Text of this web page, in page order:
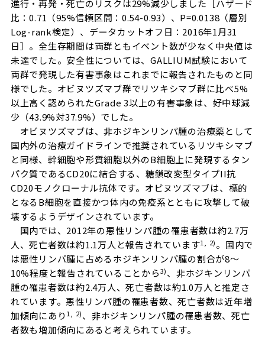
進行・再発・死亡のリスクは29%減少しました［ハザード
比：0.71（95%信頼区間：0.54-0.93）、P=0.0138（層別
Log-rank検定）、データカットオフ日：2016年1月31
日］。全生存期間は両群ともイベント数が少なく中央値は
未達でした。安全性については、GALLIUM試験において
両群で発現した有害事象はこれまでに報告されたものと同
様でした。オビヌツズマブ群でリツキシマブ群に比べ5%
以上高く認められたGrade 3以上の有害事象は、好中球減
少（43.9%対37.9%）でした。
オビヌツズマブは、非ホジキンリンパ腫の治療薬として
国内外の治療ガイドラインで推奨されているリツキシマブ
と同様、幹細胞や形質細胞以外のB細胞上に発現するタン
パク質であるCD20に結合する、糖鎖改変型タイプII抗
CD20モノクローナル抗体です。オビヌツズマブは、標的
となるB細胞を直接かつ体内の免疫系とともに攻撃して破
壊するようデザインされています。
国内では、2012年の悪性リンパ腫の罹患者数は約2.7万
人、死亡者数は約1.1万人と報告されています1, 2)。国内で
は悪性リンパ腫に占めるホジキンリンパ腫の割合が8～
10%程度と報告されていることから3)、非ホジキンリンパ
腫の罹患者数は約2.4万人、死亡者数は約1.0万人と推定さ
れています。悪性リンパ腫の罹患者数、死亡者数は近年増
加傾向にあり 1, 2)、非ホジキンリンパ腫の罹患者数、死亡
者数も増加傾向にあると考えられています。